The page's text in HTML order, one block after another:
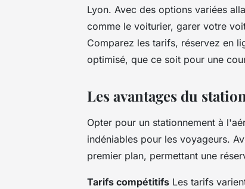
Lyon. Avec des options variées
comme le voiturier, garer votre
Comparez les tarifs, réservez en
optimisé, que ce soit pour une
Les avantages du
Opter pour un stationnement à
indéniables pour les voyageurs.
premier plan, permettant une
Tarifs compétitifs Les tarifs